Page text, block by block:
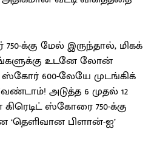
க்கு மேல் இருந்தால், மிகக்
உடனே லோன்
600-லேயே முடங்கிக்
அடுத்த 6 முதல் 12
ஸ்கோரை 750-க்கு
‘தெளிவான பிளான்-ஐ’